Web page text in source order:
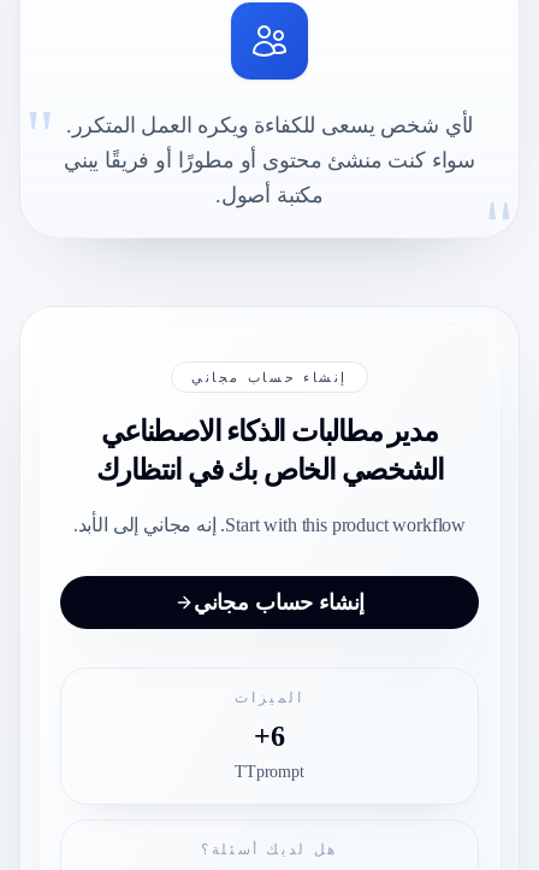
"
لأي شخص يسعى للكفاءة ويكره العمل المتكرر.
سواء كنت منشئ محتوى أو مطورًا أو فريقًا يبني
مكتبة أصول.
"
إنشاء حساب مجاني
مدير مطالبات الذكاء الاصطناعي
الشخصي الخاص بك في انتظارك
Start with this product workflow. إنه مجاني إلى الأبد.
إنشاء حساب مجاني
الميزات
6+
TTprompt
هل لديك أسئلة؟